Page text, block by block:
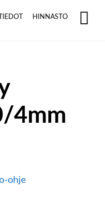
HINNASTO
4mm
ohje